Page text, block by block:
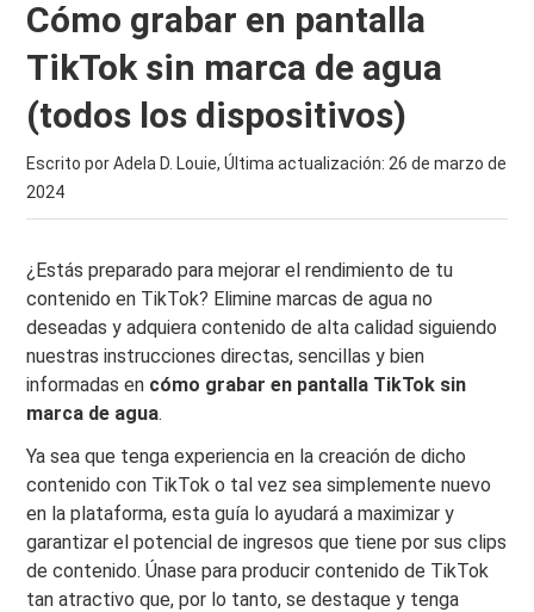
Cómo grabar en pantalla
TikTok sin marca de agua
(todos los dispositivos)
Escrito por Adela D. Louie, Última actualización: 26 de marzo de
2024
¿Estás preparado para mejorar el rendimiento de tu
contenido en TikTok? Elimine marcas de agua no
deseadas y adquiera contenido de alta calidad siguiendo
nuestras instrucciones directas, sencillas y bien
informadas en cómo grabar en pantalla TikTok sin
marca de agua.
Ya sea que tenga experiencia en la creación de dicho
contenido con TikTok o tal vez sea simplemente nuevo
en la plataforma, esta guía lo ayudará a maximizar y
garantizar el potencial de ingresos que tiene por sus clips
de contenido. Únase para producir contenido de TikTok
tan atractivo que, por lo tanto, se destaque y tenga